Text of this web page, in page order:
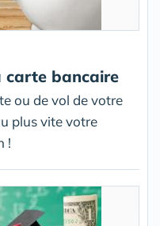
carte bancaire
ou de vol de votre
plus vite votre
!